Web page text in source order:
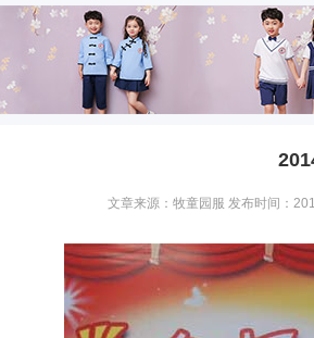
文章来源：牧童园服 发布时间：